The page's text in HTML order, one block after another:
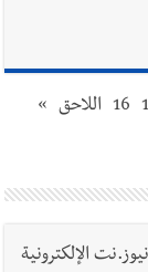
16 اللاحق »
الإلكترونية